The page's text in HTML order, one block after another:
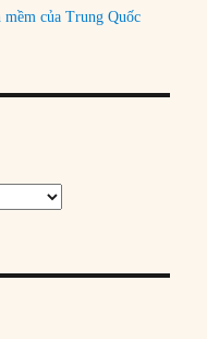
mềm của Trung Quốc